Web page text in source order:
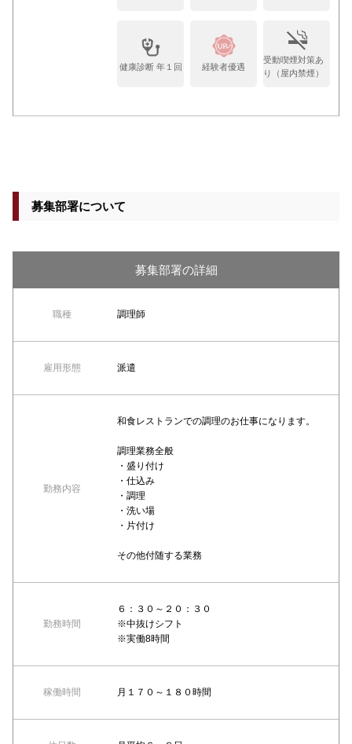
健康診断 年１回 経験者優遇
受動喫煙対策あ
り（屋内禁煙）
募集部署について
募集部署の詳細
職種 調理師
雇用形態 派遣
勤務内容
和食レストランでの調理のお仕事になります。
調理業務全般
・盛り付け
・仕込み
・調理
・洗い場
・片付け
その他付随する業務
勤務時間
６：３０～２０：３０
※中抜けシフト
※実働8時間
稼働時間 月１７０～１８０時間